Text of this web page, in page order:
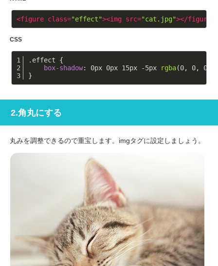
<figure class="effect"><img src="cat.jpg"></figure
CSS
.effect {
box-shadow: 0px 0px 15px -5px rgba(0, 0, 0,
}
2.角丸にする
丸みを調整できるので重宝します。imgタグに設定しましょう。